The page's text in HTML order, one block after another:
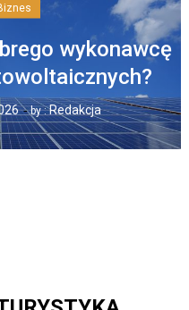
wykonawcę
by :Redakcja